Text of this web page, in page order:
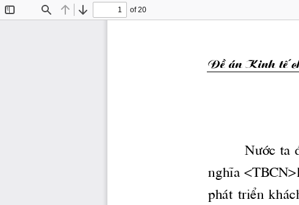
Find Previous
Next
of 20
§Ò  ̧n Kinh tÕ
N­íc ta
nghÜa
ph ̧t  triÓn  kh